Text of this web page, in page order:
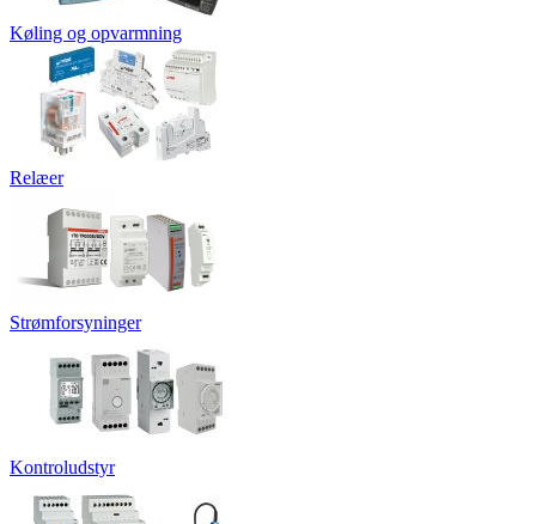
Køling og opvarmning
Relæer
Strømforsyninger
Kontroludstyr